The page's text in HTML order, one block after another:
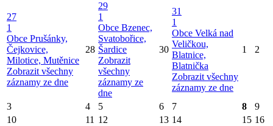
27
1
Obce Prušánky,
Čejkovice,
Milotice, Mutěnice
Zobrazit všechny
záznamy ze dne
28
29
1
Obce Bzenec,
Svatobořice,
Šardice
Zobrazit
všechny
záznamy ze
dne
30
31
1
Obce Velká nad
Veličkou,
Blatnice,
Blatnička
Zobrazit všechny
záznamy ze dne
1 2
3 4 5 6 7 8
9
10
11 12 13 14 15 16